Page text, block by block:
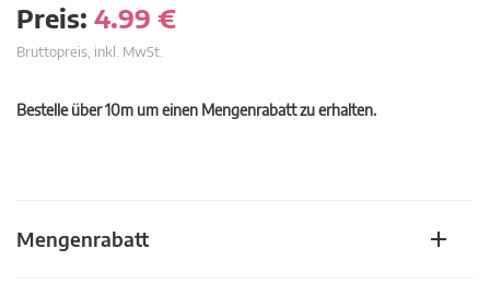
Preis: 4.99 €
Bruttopreis, inkl. MwSt.
Bestelle über 10m um einen Mengenrabatt zu erhalten.
Mengenrabatt